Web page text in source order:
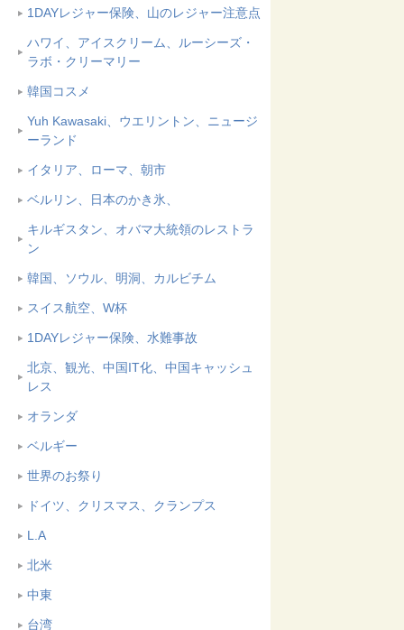
1DAYレジャー保険、山のレジャー注意点
ハワイ、アイスクリーム、ルーシーズ・
ラボ・クリーマリー
韓国コスメ
Yuh Kawasaki、ウエリントン、ニュージ
ーランド
イタリア、ローマ、朝市
ベルリン、日本のかき氷、
キルギスタン、オバマ大統領のレストラ
ン
韓国、ソウル、明洞、カルビチム
スイス航空、W杯
1DAYレジャー保険、水難事故
北京、観光、中国IT化、中国キャッシュ
レス
オランダ
ベルギー
世界のお祭り
ドイツ、クリスマス、クランプス
L.A
北米
中東
台湾